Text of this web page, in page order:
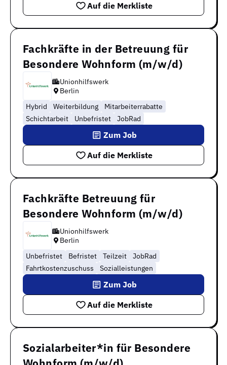
Auf die Merkliste
Fachkräfte in der Betreuung für
Besondere Wohnform (m/w/d)
Unionhilfswerk
Berlin
Hybrid
Weiterbildung
Mitarbeiterrabatte
Schichtarbeit
Unbefristet JobRad
Auf die Merkliste
Zum Job
Fachkräfte Betreuung für
Besondere Wohnform (m/w/d)
Unionhilfswerk
Berlin
Unbefristet
Befristet Teilzeit
JobRad
Fahrtkostenzuschuss
Sozialleistungen
Auf die Merkliste
Zum Job
Sozialarbeiter*in für Besondere